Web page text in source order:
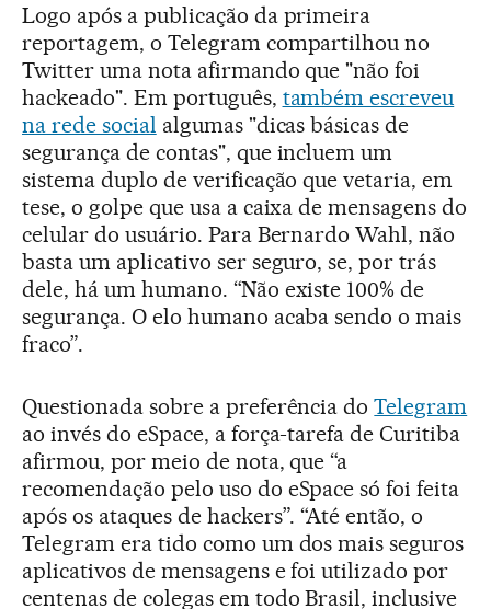
Logo após a publicação da primeira
reportagem, o Telegram compartilhou no
Twitter uma nota afirmando que "não foi
hackeado". Em português, também escreveu
na rede social algumas "dicas básicas de
segurança de contas", que incluem um
sistema duplo de verificação que vetaria, em
tese, o golpe que usa a caixa de mensagens do
celular do usuário. Para Bernardo Wahl, não
basta um aplicativo ser seguro, se, por trás
dele, há um humano. “Não existe 100% de
segurança. O elo humano acaba sendo o mais
fraco”.
Questionada sobre a preferência doTelegram
ao invés do eSpace, a força-tarefa de Curitiba
afirmou, por meio de nota, que “a
recomendação pelo uso do eSpace só foi feita
após os ataques de hackers”. “Até então, o
Telegram era tido como um dos mais seguros
aplicativos de mensagens e foi utilizado por
centenas de colegas em todo Brasil, inclusive